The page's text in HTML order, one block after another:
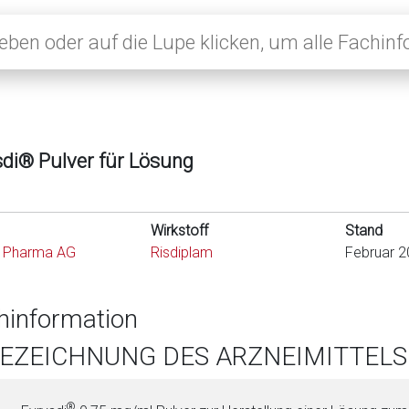
Pulver für Lösung
AG
Wirkstoff
Risdiplam
Stand
Februar
DES ARZNEIMITTELS